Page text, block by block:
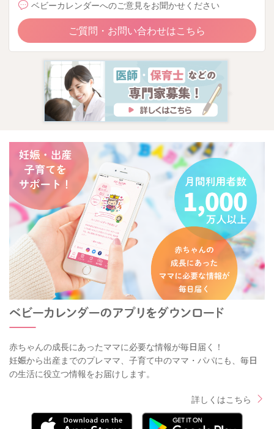
様々な工夫をしても、睡眠が短いスパンのお子さんは一定数い
らっしゃいます。
答えが見つかり辛いですが、今、できることをしても、睡眠の
改善が難しい時には、我が子の特徴として割り切るのも必要か
もしれません。
ママさんのリフレッシュタイムが大事になりますね。
休息をとる方法について、家族と相談したり、必要に応じて、
窓口は地域の保健師になります。
よろしくお願いします。
2025/2/19 20:59
ベビーカレンダーへのご意見をお聞かせください
ご質問・お問い合わせはこちら
赤ちゃんの成長にあったママに必要な情報が毎日届く！
妊娠から出産までのプレママ、子育て中のママ・パパにも、毎日
の生活に役立つ情報をお届けします。
詳しくはこちら